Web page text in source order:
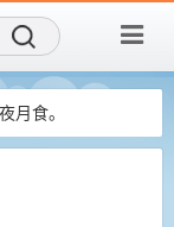
夜月食。